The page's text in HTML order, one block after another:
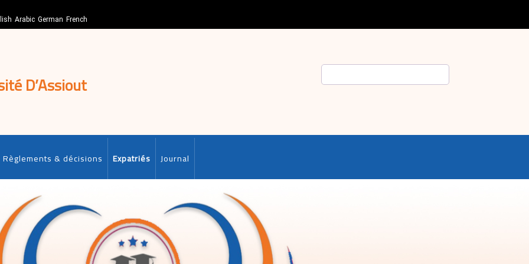
Arabic German French
D’Assiout
Règlements & décisions Expatriés Journal